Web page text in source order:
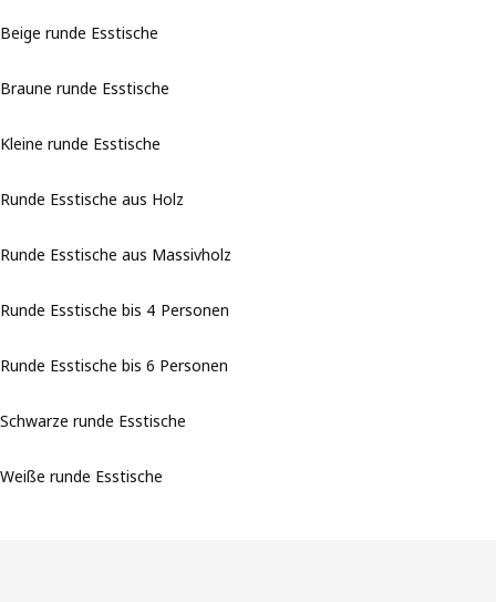
Beige runde Esstische
Braune runde Esstische
Kleine runde Esstische
Runde Esstische aus Holz
Runde Esstische aus Massivholz
Runde Esstische bis 4 Personen
Runde Esstische bis 6 Personen
Schwarze runde Esstische
Weiße runde Esstische